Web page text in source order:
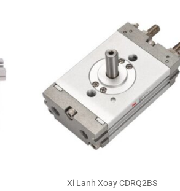
Xi Lanh Xoay CDRQ2BS